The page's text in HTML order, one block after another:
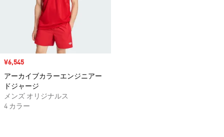
セール価格
¥6,545
アーカイブカラーエンジニアー
ドジャージ
メンズ オリジナルス
4 カラー